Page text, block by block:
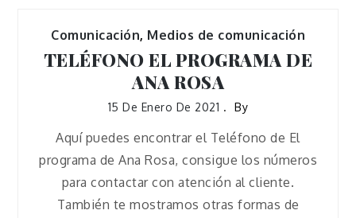
Comunicación, Medios de comunicación
TELÉFONO EL PROGRAMA DE
ANA ROSA
15 De Enero De 2021 By
Aquí puedes encontrar el Teléfono de El
programa de Ana Rosa, consigue los números
para contactar con atención al cliente.
También te mostramos otras formas de